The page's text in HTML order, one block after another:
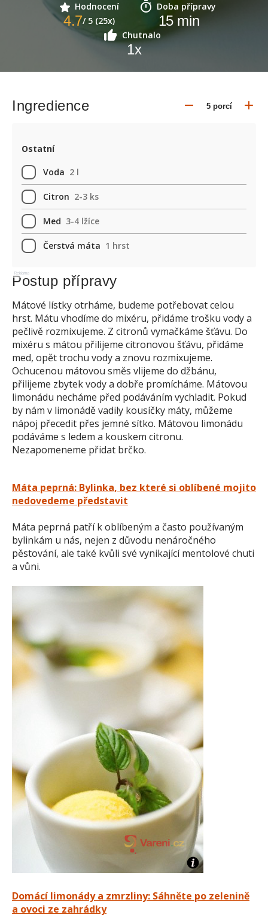
Hodnocení
4.7/ 5 (25x)
Doba přípravy
15min
Chutnalo
1x
Ingredience
Ostatní
Voda 2 l
Citron 2-3 ks
Med 3-4 lžíce
Čerstvá máta 1 hrst
Reklama
Postup přípravy
Mátové lístky otrháme, budeme potřebovat celou
hrst. Mátu vhodíme do mixéru, přidáme trošku vody a
pečlivě rozmixujeme. Z citronů vymačkáme šťávu. Do
mixéru s mátou přilijeme citronovou šťávu, přidáme
med, opět trochu vody a znovu rozmixujeme.
Ochucenou mátovou směs vlijeme do džbánu,
přilijeme zbytek vody a dobře promícháme. Mátovou
limonádu necháme před podáváním vychladit. Pokud
by nám v limonádě vadily kousíčky máty, můžeme
nápoj přecedit přes jemné sítko. Mátovou limonádu
podáváme s ledem a kouskem citronu.
Nezapomeneme přidat brčko.
Máta peprná: Bylinka, bez které si oblíbené mojito
nedovedeme představit
Máta peprná patří k oblíbeným a často používaným
bylinkám u nás, nejen z důvodu nenáročného
pěstování, ale také kvůli své vynikající mentolové chuti
a vůni.
Domácí limonády a zmrzliny: Sáhněte po zelenině
a ovoci ze zahrádky